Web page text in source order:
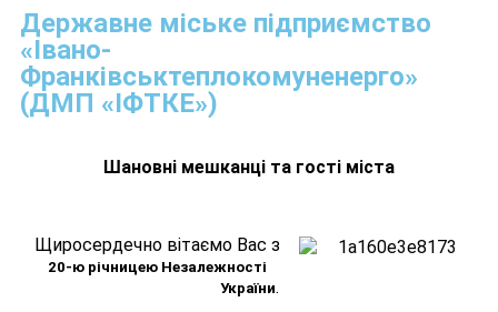
Державне міське підприємство
«Івано-
Франківськтеплокомуненерго»
(ДМП «ІФТКЕ»)
Шановні мешканці та гості міста
Щиросердечно вітаємо Вас з
20-ю річницею Незалежності
України.